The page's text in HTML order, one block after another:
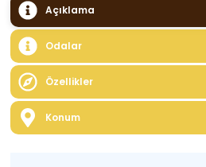
Açıklama
Odalar
Özellikler
Konum